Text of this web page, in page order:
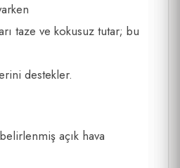
taze ve kokusuz tutar; bu
destekler.
açık hava